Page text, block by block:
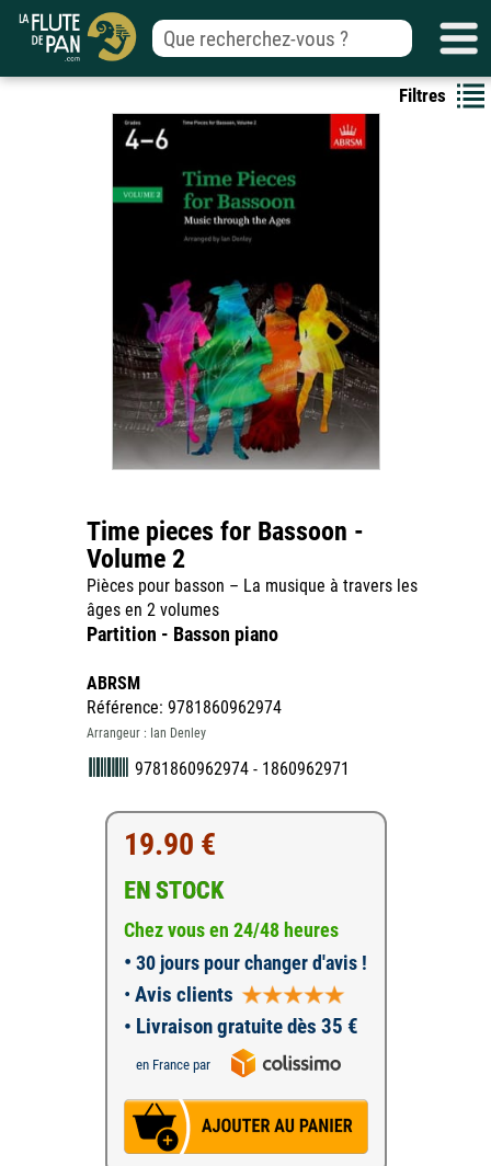
Filtres
Time pieces for Bassoon -
Volume 2
Pièces pour basson – La musique à travers les
âges en 2 volumes
Partition - Basson piano
ABRSM
Référence: 9781860962974
Arrangeur : Ian Denley
9781860962974 - 1860962971
19.90 €
EN STOCK
Chez vous en 24/48 heures
• 30 jours pour changer d'avis !
• Avis clients
• Livraison gratuite dès 35 €
en France par